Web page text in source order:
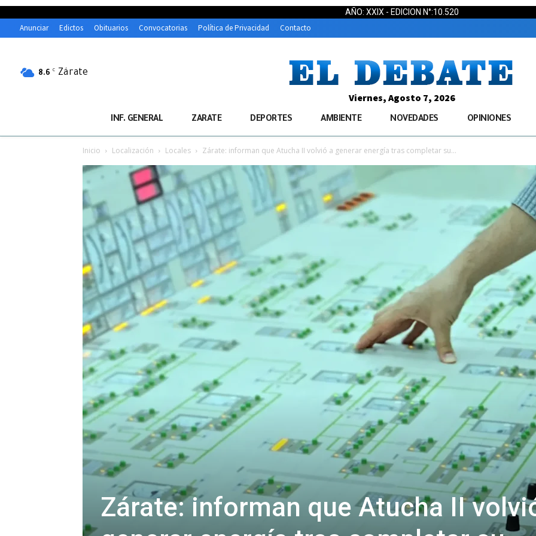
AÑO: XXIX - EDICION N°:10.520
Anunciar Edictos Obituarios Convocatorias Política de Privacidad Contacto
8.6 C Zárate
Viernes, Agosto 7, 2026
INF. GENERAL ZARATE DEPORTES AMBIENTE NOVEDADES OPINIONES
Inicio Localización Locales Zárate: informan que Atucha II volvió a generar energía tras completar su...
Zárate: informan que Atucha II